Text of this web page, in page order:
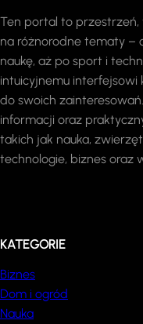
Ten portal to
na różnorodne tematy –
naukę, aż po sport i
intuicyjnemu
do swoich
informacji oraz
takich jak nauka,
technologie, biznes oraz
KATEGORIE
Biznes
Dom i ogród
Nauka